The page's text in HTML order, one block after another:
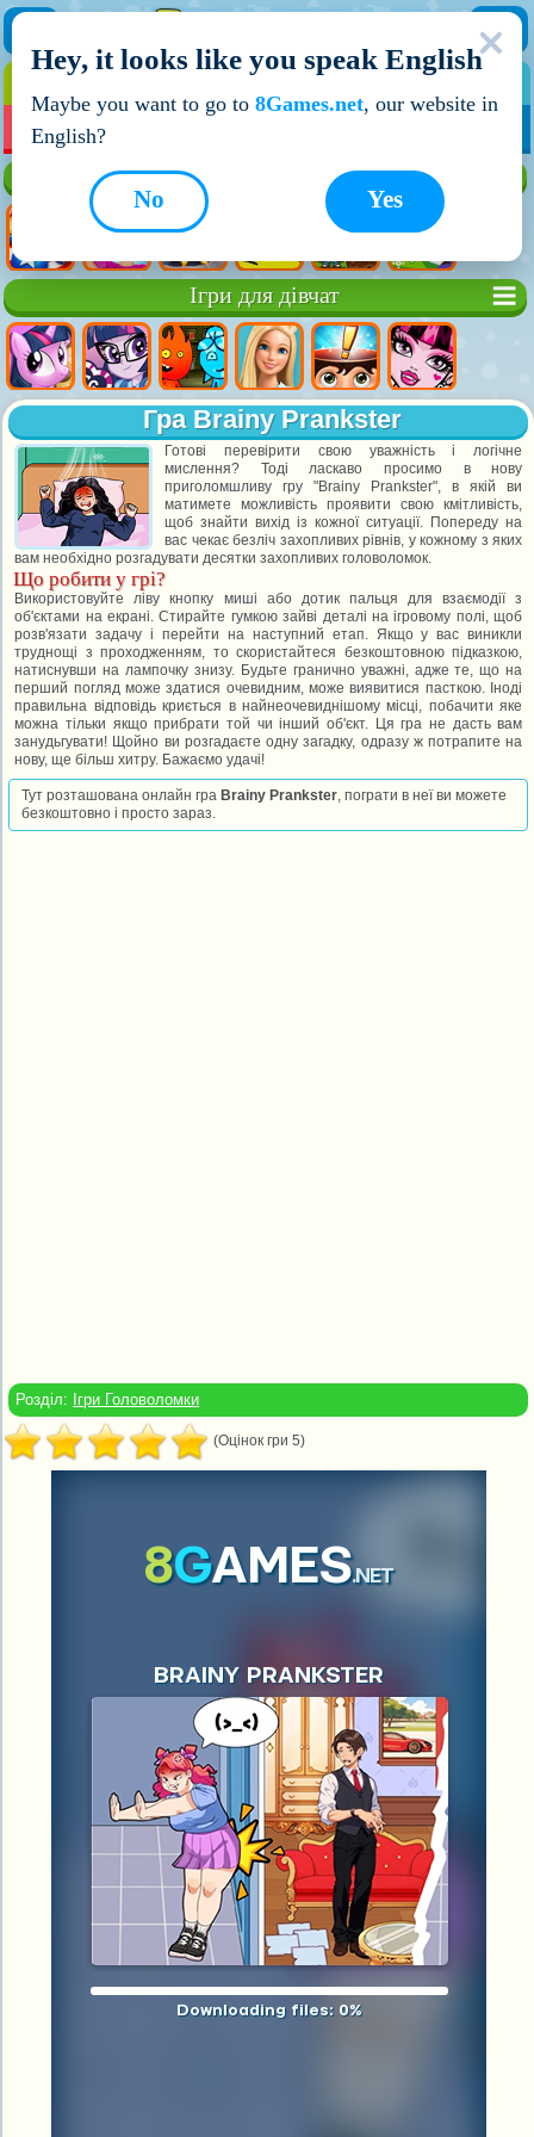
НОВІ ІГРИ
Ігри для дівчат
Гра Brainy Prankster
Готові перевірити свою уважність і логічне
мислення? Тоді ласкаво просимо в нову
приголомшливу гру "Brainy Prankster", в якій ви
матимете можливість проявити свою кмітливість,
щоб знайти вихід із кожної ситуації. Попереду на
вас чекає безліч захопливих рівнів, у кожному з яких
вам необхідно розгадувати десятки захопливих головоломок.
Що робити у грі?
Використовуйте ліву кнопку миші або дотик пальця для взаємодії з
об'єктами на екрані. Стирайте гумкою зайві деталі на ігровому полі, щоб
розв'язати задачу і перейти на наступний етап. Якщо у вас виникли
труднощі з проходженням, то скористайтеся безкоштовною підказкою,
натиснувши на лампочку знизу. Будьте гранично уважні, адже те, що на
перший погляд може здатися очевидним, може виявитися пасткою. Іноді
правильна відповідь криється в найнеочевиднішому місці, побачити яке
можна тільки якщо прибрати той чи інший об'єкт. Ця гра не дасть вам
занудьгувати! Щойно ви розгадаєте одну загадку, одразу ж потрапите на
нову, ще більш хитру. Бажаємо удачі!
Тут розташована онлайн гра Brainy Prankster, пограти в неї ви можете
безкоштовно і просто зараз.
Розділ: Ігри Головоломки
(Оцінок гри 5)
Hey, it looks like you speak English
Maybe you want to go to 8Games.net, our website in
English?
Yes
No